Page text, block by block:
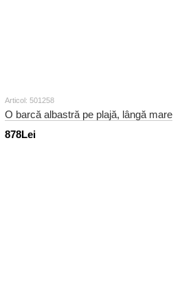
Articol: 501258
O barcă albastră pe plajă, lângă mare
878Lei